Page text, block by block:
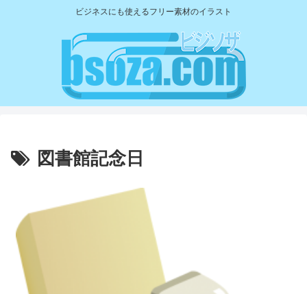
ビジネスにも使えるフリー素材のイラスト
図書館記念日